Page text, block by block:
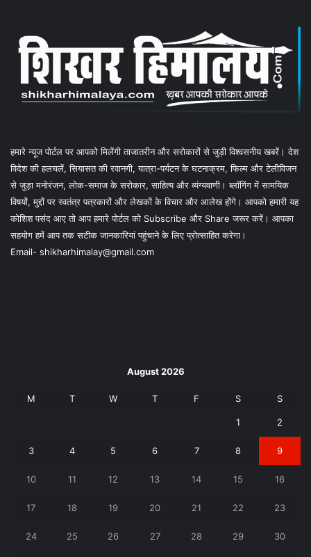
हमारे न्यूज पोर्टल पर आपको मिलेंगी ताजातरीन और सरोकारों से जुड़ी विश्वसनीय खबरें। देश
विदेश की हलचलें, सियासत की रवानगी, यात्रा-पर्यटन के घटनाक्रम, फिल्म और टेलीविजन
से जुड़ा मनोरंजन, लोक-समाज के सरोकार, साहित्य और व्यंग्यवाणी। ब्लॉगिंग में सामयिक
विषयों, मुद्दों पर स्वतंत्र पत्रकारों और लेखकों के विचार और आलेख होंगे। आपको हमारी यह
कोशिश पसंद आए तो आप हमारे पोर्टल को Subscribe और Share जरूर करें। आपका
सहयोग हमें आप तक सटीक जानकारियां पहुंचाने के लिए प्रोत्साहित करेगा।
Email- shikharhimalay@gmail.com
August 2026
M T W T F S S
1 2
3 4 5 6 7 8 9
10 11 12 13 14 15 16
17 18 19 20 21 22 23
24 25 26 27 28 29 30